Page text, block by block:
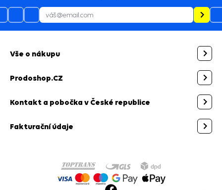
Vše o nákupu
Prodoshop.CZ
Kontakt a pobočka v České republice
Fakturační údaje